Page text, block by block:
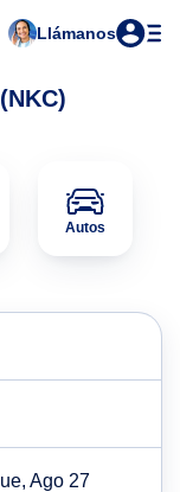
Llámanos
Autos
Ago 27